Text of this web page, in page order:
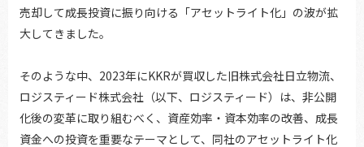
売却して成長投資に振り向ける「アセットライト化」の波が拡
大してきました。
そのような中、2023年にKKRが買収した旧株式会社日立物流、
ロジスティード株式会社（以下、ロジスティード）は、非公開
化後の変革に取り組むべく、資産効率・資本効率の改善、成長
資金への投資を重要なテーマとして、同社のアセットライト化